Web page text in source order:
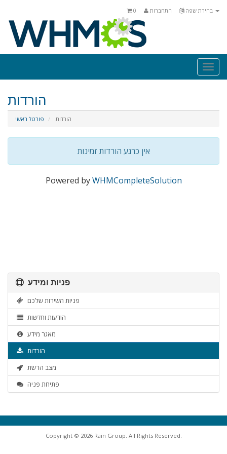
התחברות 0
הורדות
פורטל ראשי הורדות
אין כרגע הורדות זמינות
Powered byWHMCompleteSolution
פניות ומידע
פניות השירות שלכם
הודעות וחדשות
מאגר מידע
הורדות
מצב הרשת
פתיחת פניה
Copyright © 2026 Rain Group. All Rights Reserved.